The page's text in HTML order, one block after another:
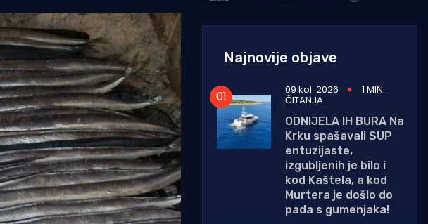
Najnovije objave
09 kol. 2026 1 MIN.
ČITANJA
ODNIJELA IH BURA Na
Krku spašavali SUP
entuzijaste,
izgubljenih je bilo i
kod Kaštela, a kod
Murtera je došlo do
pada s gumenjaka!